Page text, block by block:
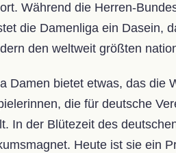
Während die Herren-
die Damenliga ein Dasein,
den weltweit größten
Damen bietet etwas, das die
die für deutsche
In der Blütezeit des
Heute ist sie ein